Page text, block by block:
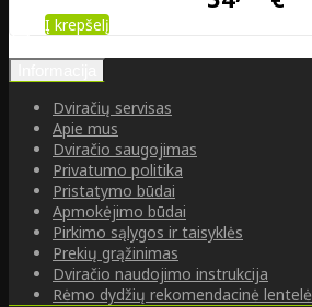
Į krepšelį
Dviračių servisas
Apie mus
Dviračio saugojimas
Privatumo politika
Pristatymo būdai
Apmokėjimo būdai
Pirkimo sąlygos ir taisyklės
Prekių grąžinimas
Dviračio naudojimo instrukcija
Rėmo dydžių rekomendacinė lentelė